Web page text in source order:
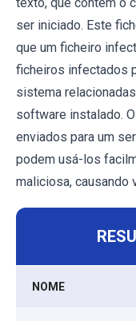
ser iniciado. Este
que um ficheiro
ficheiros infectados
sistema
software instalado.
enviados para um
podem usá-los
maliciosa, causando
NOME